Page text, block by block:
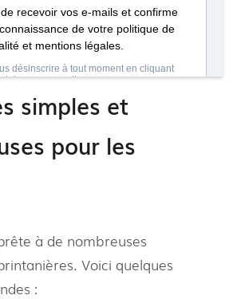
un torchon humide. Vous
cuire et les garder au frais
froides.
simples et
pour les
à de nombreuses
Voici quelques
: